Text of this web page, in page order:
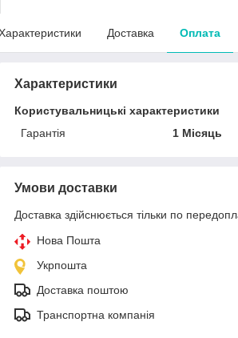
Доставка Оплата
Характеристики
Користувальницькі характеристики
Гарантія
1 Місяць
Умови доставки
Доставка здійснюється тільки по
Нова Пошта
Укрпошта
Доставка поштою
Транспортна компанія